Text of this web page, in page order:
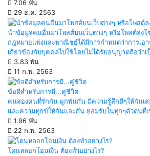
7.06 พัน
29 ธ.ค. 2563
นำข้อมูลคนอื่นมาโพสต์บนเว็บต่างๆ หรือโพสต์ลง
กฎหมายแพ่งและพาณิชย์ได้มีการกำหนดว่าการเอ
เกี่ยวข้องกับบุคคลไปใช้โดยไม่ได้รับอนุญาตถือว่าเ
3.83 พัน
11 ก.พ. 2563
ข้อดีสำหรับการมี...คู่ชีวิต
คนสองคนที่รักกัน ผูกพันกัน มีความรู้สึกดีๆให้กันเ
และความทุกข์ใหักันและกัน ยอมรับในทุกๆตัวตนที่เ
1.96 พัน
22 ก.พ. 2563
โดนหลอกโอนเงิน ต้องทำอย่างไร?